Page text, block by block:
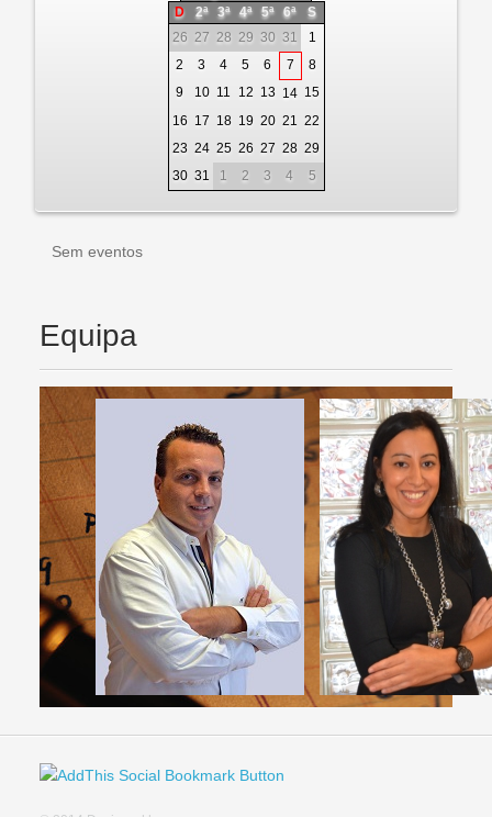
D 2ª 3ª 4ª 5ª 6ª
S
26 27 28 29 30 31
1
2
3 4 5 6 7
8
9
10 11 12 13 14 15
16 17 18 19 20 21
22
23 24 25 26 27 28 29
30 31 1 2 3 4 5
Sem eventos
Equipa